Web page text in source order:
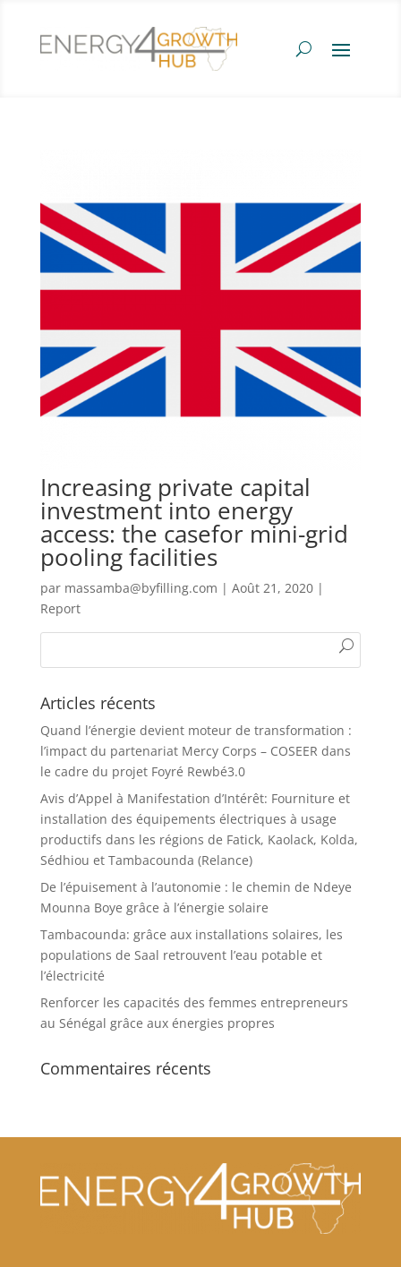
Increasing private capital
investment into energy
access: the casefor mini-grid
pooling facilities
par massamba@byfilling.com | Août 21, 2020|
Report
Articles récents
Quand l’énergie devient moteur de transformation :
l’impact du partenariat Mercy Corps – COSEER dans
le cadre du projet Foyré Rewbé3.0
Avis d’Appel à Manifestation d’Intérêt: Fourniture et
installation des équipements électriques à usage
productifs dans les régions de Fatick, Kaolack, Kolda,
Sédhiou et Tambacounda (Relance)
De l’épuisement à l’autonomie : le chemin de Ndeye
Mounna Boye grâce à l’énergie solaire
Tambacounda: grâce aux installations solaires, les
populations de Saal retrouvent l’eau potable et
l’électricité
Renforcer les capacités des femmes entrepreneurs
au Sénégal grâce aux énergies propres
Commentaires récents